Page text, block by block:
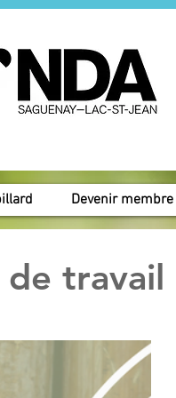
Devenir membre
travail